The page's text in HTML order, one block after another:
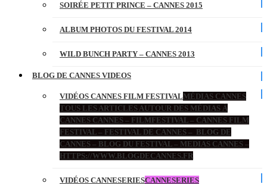
SOIRÉE PETIT PRINCE – CANNES 2015
ALBUM PHOTOS DU FESTIVAL 2014
WILD BUNCH PARTY – CANNES 2013
BLOG DE CANNES VIDEOS
VIDÉOS CANNES FILM FESTIVALMÉDIAS CANNES
TOUS LES ARTICLES AUTOUR DES MÉDIAS À
CANNES CANNES – FILMFESTIVAL – CANNES FILM
FESTIVAL – FESTIVAL DE CANNES – BLOG DE
CANNES – BLOG DU FESTIVAL – MEDIAS CANNES –
HTTPS://WWW.BLOGDECANNES.FR
VIDÉOS CANNESERIESCANNESERIES